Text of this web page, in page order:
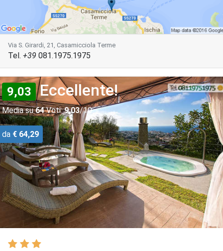
Via S. Girardi, 21, Casamicciola Terme
Tel. +39 081.1975.1975
9,03 Eccellente!
Media su64Voti: 9,03/10
da € 64,29